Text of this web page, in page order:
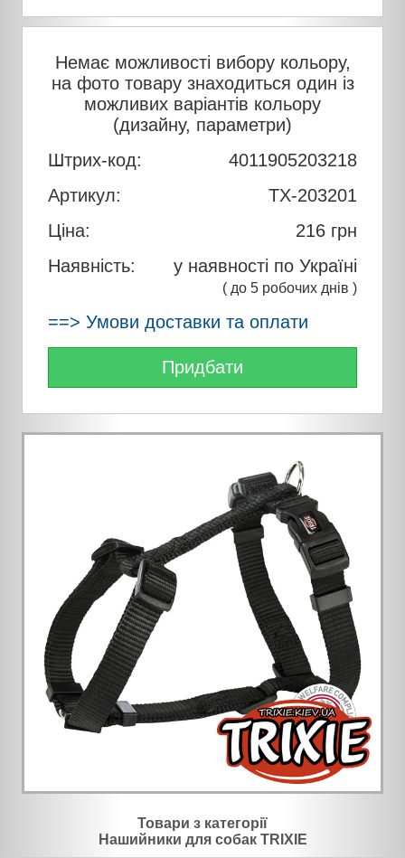
Немає можливості вибору кольору,
на фото товару знаходиться один із
можливих варіантів кольору
(дизайну, параметри)
Штрих-код:
4011905203218
Артикул:
TX-203201
Ціна:
216 грн
Наявність:
у наявності по Україні
( до 5 робочих днів )
==> Умови доставки та оплати
Придбати
Товари з категорії
Нашийники для собак TRIXIE